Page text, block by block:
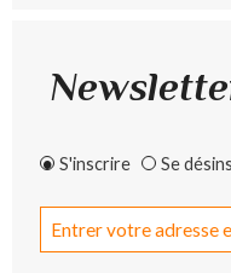
S'inscrire Se